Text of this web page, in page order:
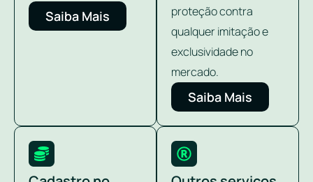
Saiba Mais
proteção contra
qualquer imitação e
exclusividade no
mercado.
Saiba Mais